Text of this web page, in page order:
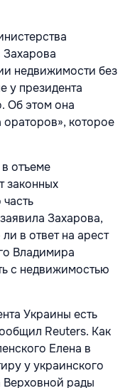
недвижимости без
у президента
Об этом она
которое
отъеме
законных
Захарова,
в ответ на арест
Владимира
с недвижимостью
Украины есть
Reuters. Как
Елена в
у украинского
Верховной рады